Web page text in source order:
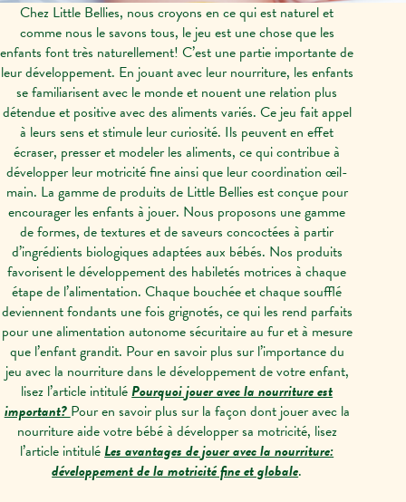
Chez Little Bellies, nous croyons en ce qui est naturel et
comme nous le savons tous, le jeu est une chose que les
enfants font très naturellement! C’est une partie importante de
leur développement. En jouant avec leur nourriture, les enfants
se familiarisent avec le monde et nouent une relation plus
détendue et positive avec des aliments variés. Ce jeu fait appel
à leurs sens et stimule leur curiosité. Ils peuvent en effet
écraser, presser et modeler les aliments, ce qui contribue à
développer leur motricité fine ainsi que leur coordination œil-
main. La gamme de produits de Little Bellies est conçue pour
encourager les enfants à jouer. Nous proposons une gamme
de formes, de textures et de saveurs concoctées à partir
d’ingrédients biologiques adaptées aux bébés. Nos produits
favorisent le développement des habiletés motrices à chaque
étape de l’alimentation. Chaque bouchée et chaque soufflé
deviennent fondants une fois grignotés, ce qui les rend parfaits
pour une alimentation autonome sécuritaire au fur et à mesure
que l’enfant grandit. Pour en savoir plus sur l’importance du
jeu avec la nourriture dans le développement de votre enfant,
lisez l’article intituléPourquoi jouer avec la nourriture est
important? Pour en savoir plus sur la façon dont jouer avec la
nourriture aide votre bébé à développer sa motricité, lisez
l’article intituléLes avantages de jouer avec la nourriture:
développement de la motricité fine et globale.